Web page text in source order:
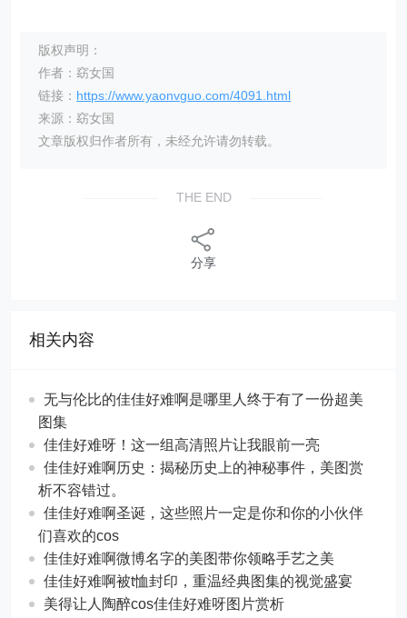
版权声明：
作者：窈女国
链接： https://www.yaonvguo.com/4091.html
来源：窈女国
文章版权归作者所有，未经允许请勿转载。
THE END
分享
相关内容
无与伦比的佳佳好难啊是哪里人终于有了一份超美
图集
佳佳好难呀！这一组高清照片让我眼前一亮
佳佳好难啊历史：揭秘历史上的神秘事件，美图赏
析不容错过。
佳佳好难啊圣诞，这些照片一定是你和你的小伙伴
们喜欢的cos
佳佳好难啊微博名字的美图带你领略手艺之美
佳佳好难啊被t恤封印，重温经典图集的视觉盛宴
美得让人陶醉cos佳佳好难呀图片赏析